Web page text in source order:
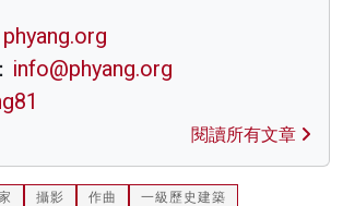
phyang.org
info@phyang.org
閱讀所有文章
攝影 作曲
一級歷史建築